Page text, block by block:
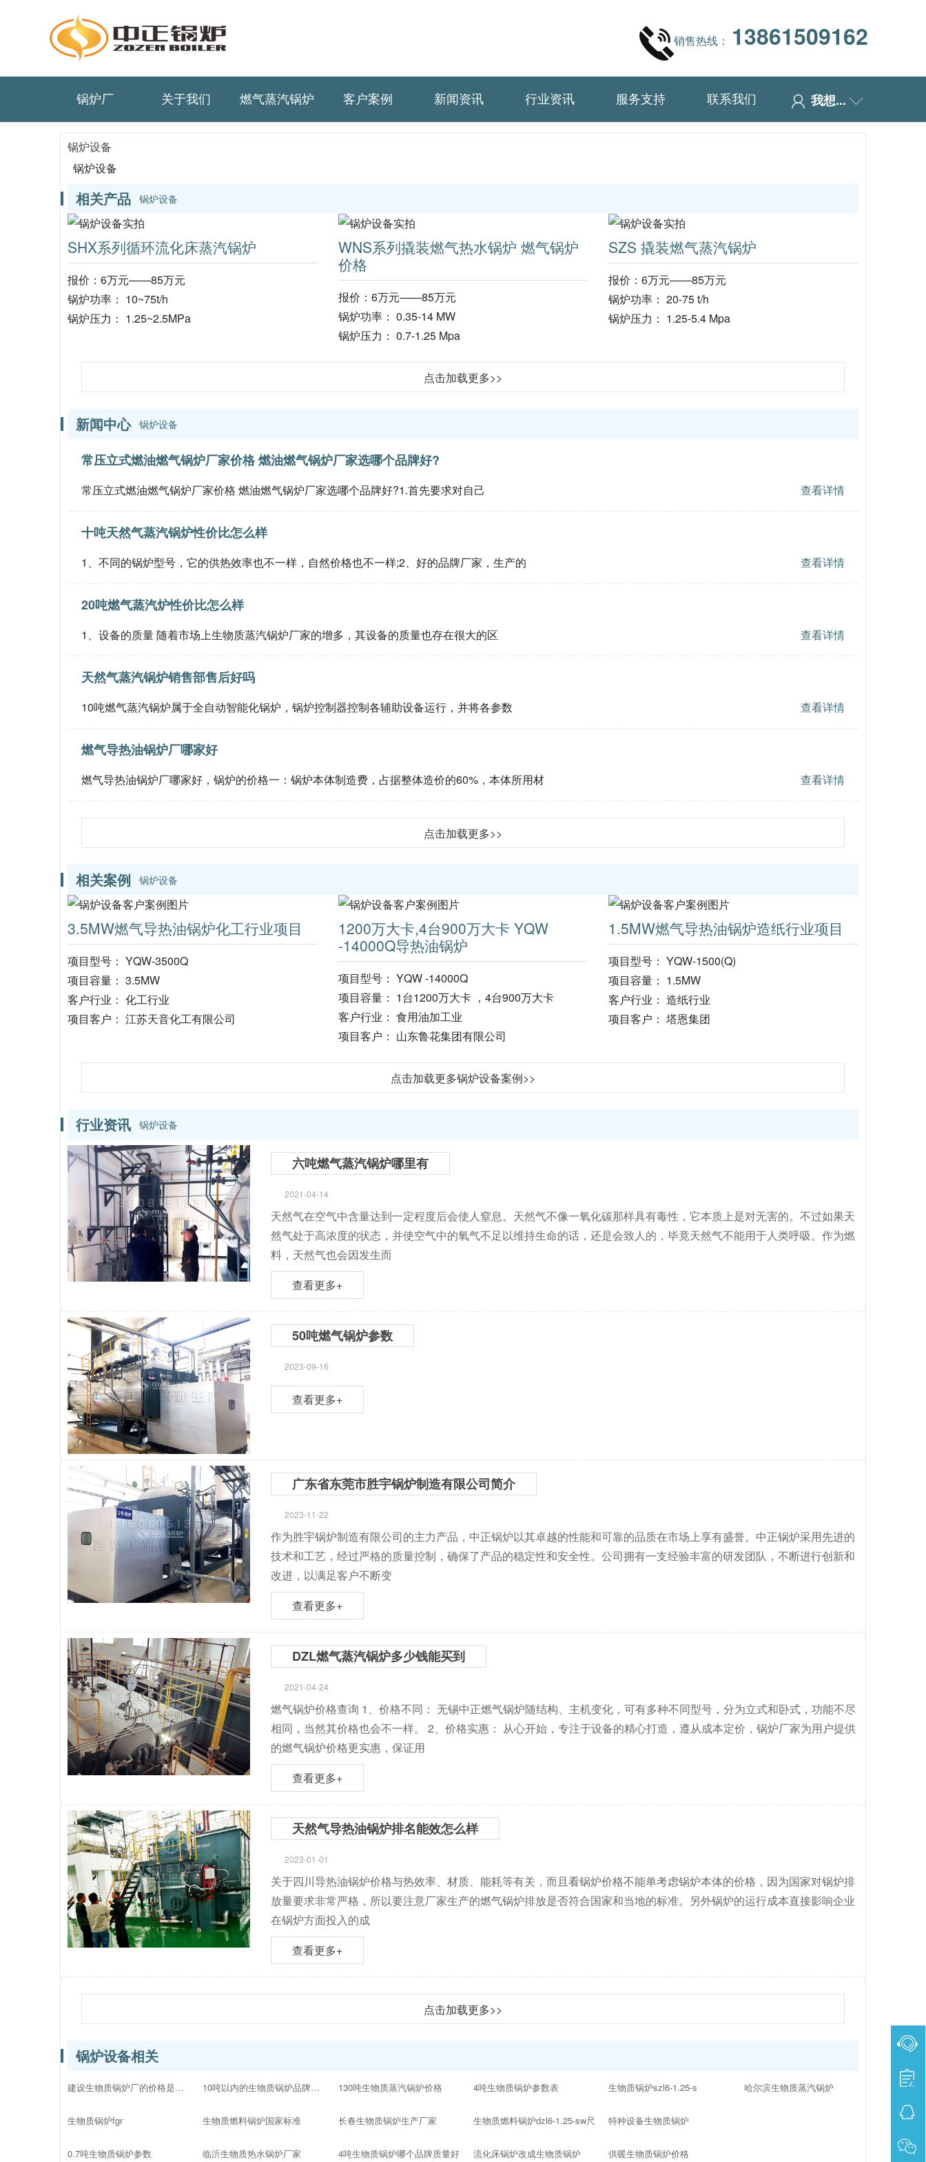
销售热线： 13861509162
锅炉厂 关于我们 燃气蒸汽锅炉 客户案例 新闻资讯 行业资讯 服务支持 联系我们 我想...
锅炉设备
锅炉设备
相关产品 锅炉设备
SHX系列循环流化床蒸汽锅炉
报价：6万元——85万元
锅炉功率： 10~75t/h
锅炉压力： 1.25~2.5MPa
WNS系列撬装燃气热水锅炉 燃气锅炉
价格
报价：6万元——85万元
锅炉功率： 0.35-14 MW
锅炉压力： 0.7-1.25 Mpa
SZS 撬装燃气蒸汽锅炉
报价：6万元——85万元
锅炉功率： 20-75 t/h
锅炉压力： 1.25-5.4 Mpa
点击加载更多>>
新闻中心 锅炉设备
常压立式燃油燃气锅炉厂家价格 燃油燃气锅炉厂家选哪个品牌好?
常压立式燃油燃气锅炉厂家价格 燃油燃气锅炉厂家选哪个品牌好?1.首先要求对自己 查看详情
十吨天然气蒸汽锅炉性价比怎么样
1、不同的锅炉型号，它的供热效率也不一样，自然价格也不一样;2、好的品牌厂家，生产的 查看详情
20吨燃气蒸汽炉性价比怎么样
1、设备的质量 随着市场上生物质蒸汽锅炉厂家的增多，其设备的质量也存在很大的区 查看详情
天然气蒸汽锅炉销售部售后好吗
10吨燃气蒸汽锅炉属于全自动智能化锅炉，锅炉控制器控制各辅助设备运行，并将各参数 查看详情
燃气导热油锅炉厂哪家好
燃气导热油锅炉厂哪家好，锅炉的价格一：锅炉本体制造费，占据整体造价的60%，本体所用材 查看详情
点击加载更多>>
相关案例 锅炉设备
3.5MW燃气导热油锅炉化工行业项目
项目型号： YQW-3500Q
项目容量： 3.5MW
客户行业： 化工行业
项目客户： 江苏天音化工有限公司
1200万大卡,4台900万大卡 YQW
-14000Q导热油锅炉
项目型号： YQW -14000Q
项目容量： 1台1200万大卡 ，4台900万大卡
客户行业： 食用油加工业
项目客户： 山东鲁花集团有限公司
1.5MW燃气导热油锅炉造纸行业项目
项目型号： YQW-1500(Q)
项目容量： 1.5MW
客户行业： 造纸行业
项目客户： 塔恩集团
点击加载更多锅炉设备案例>>
行业资讯 锅炉设备
六吨燃气蒸汽锅炉哪里有
2021-04-14
天然气在空气中含量达到一定程度后会使人窒息。天然气不像一氧化碳那样具有毒性，它本质上是对无害的。不过如果天
然气处于高浓度的状态，并使空气中的氧气不足以维持生命的话，还是会致人的，毕竟天然气不能用于人类呼吸。作为燃
料，天然气也会因发生而
查看更多+
50吨燃气锅炉参数
2023-09-16
查看更多+
广东省东莞市胜宇锅炉制造有限公司简介
2023-11-22
作为胜宇锅炉制造有限公司的主力产品，中正锅炉以其卓越的性能和可靠的品质在市场上享有盛誉。中正锅炉采用先进的
技术和工艺，经过严格的质量控制，确保了产品的稳定性和安全性。公司拥有一支经验丰富的研发团队，不断进行创新和
改进，以满足客户不断变
查看更多+
DZL燃气蒸汽锅炉多少钱能买到
2021-04-24
燃气锅炉价格查询 1、价格不同： 无锡中正燃气锅炉随结构、主机变化，可有多种不同型号，分为立式和卧式，功能不尽
相同，当然其价格也会不一样。 2、价格实惠： 从心开始，专注于设备的精心打造，遵从成本定价，锅炉厂家为用户提供
的燃气锅炉价格更实惠，保证用
查看更多+
天然气导热油锅炉排名能效怎么样
2023-01-01
关于四川导热油锅炉价格与热效率、材质、能耗等有关，而且看锅炉价格不能单考虑锅炉本体的价格，因为国家对锅炉排
放量要求非常严格，所以要注意厂家生产的燃气锅炉排放是否符合国家和当地的标准。另外锅炉的运行成本直接影响企业
在锅炉方面投入的成
查看更多+
点击加载更多>>
锅炉设备相关
建设生物质锅炉厂的价格是多少
生物质锅炉fgr
0.7吨生物质锅炉参数
10吨以内的生物质锅炉品牌十大排名
生物质燃料锅炉国家标准
临沂生物质热水锅炉厂家
130吨生物质蒸汽锅炉价格
长春生物质锅炉生产厂家
4吨生物质锅炉哪个品牌质量好
4吨生物质锅炉参数表
生物质燃料锅炉dzl6-1.25-sw尺
流化床锅炉改成生物质锅炉
生物质锅炉szl6-1.25-s
特种设备生物质锅炉
供暖生物质锅炉价格
哈尔滨生物质蒸汽锅炉